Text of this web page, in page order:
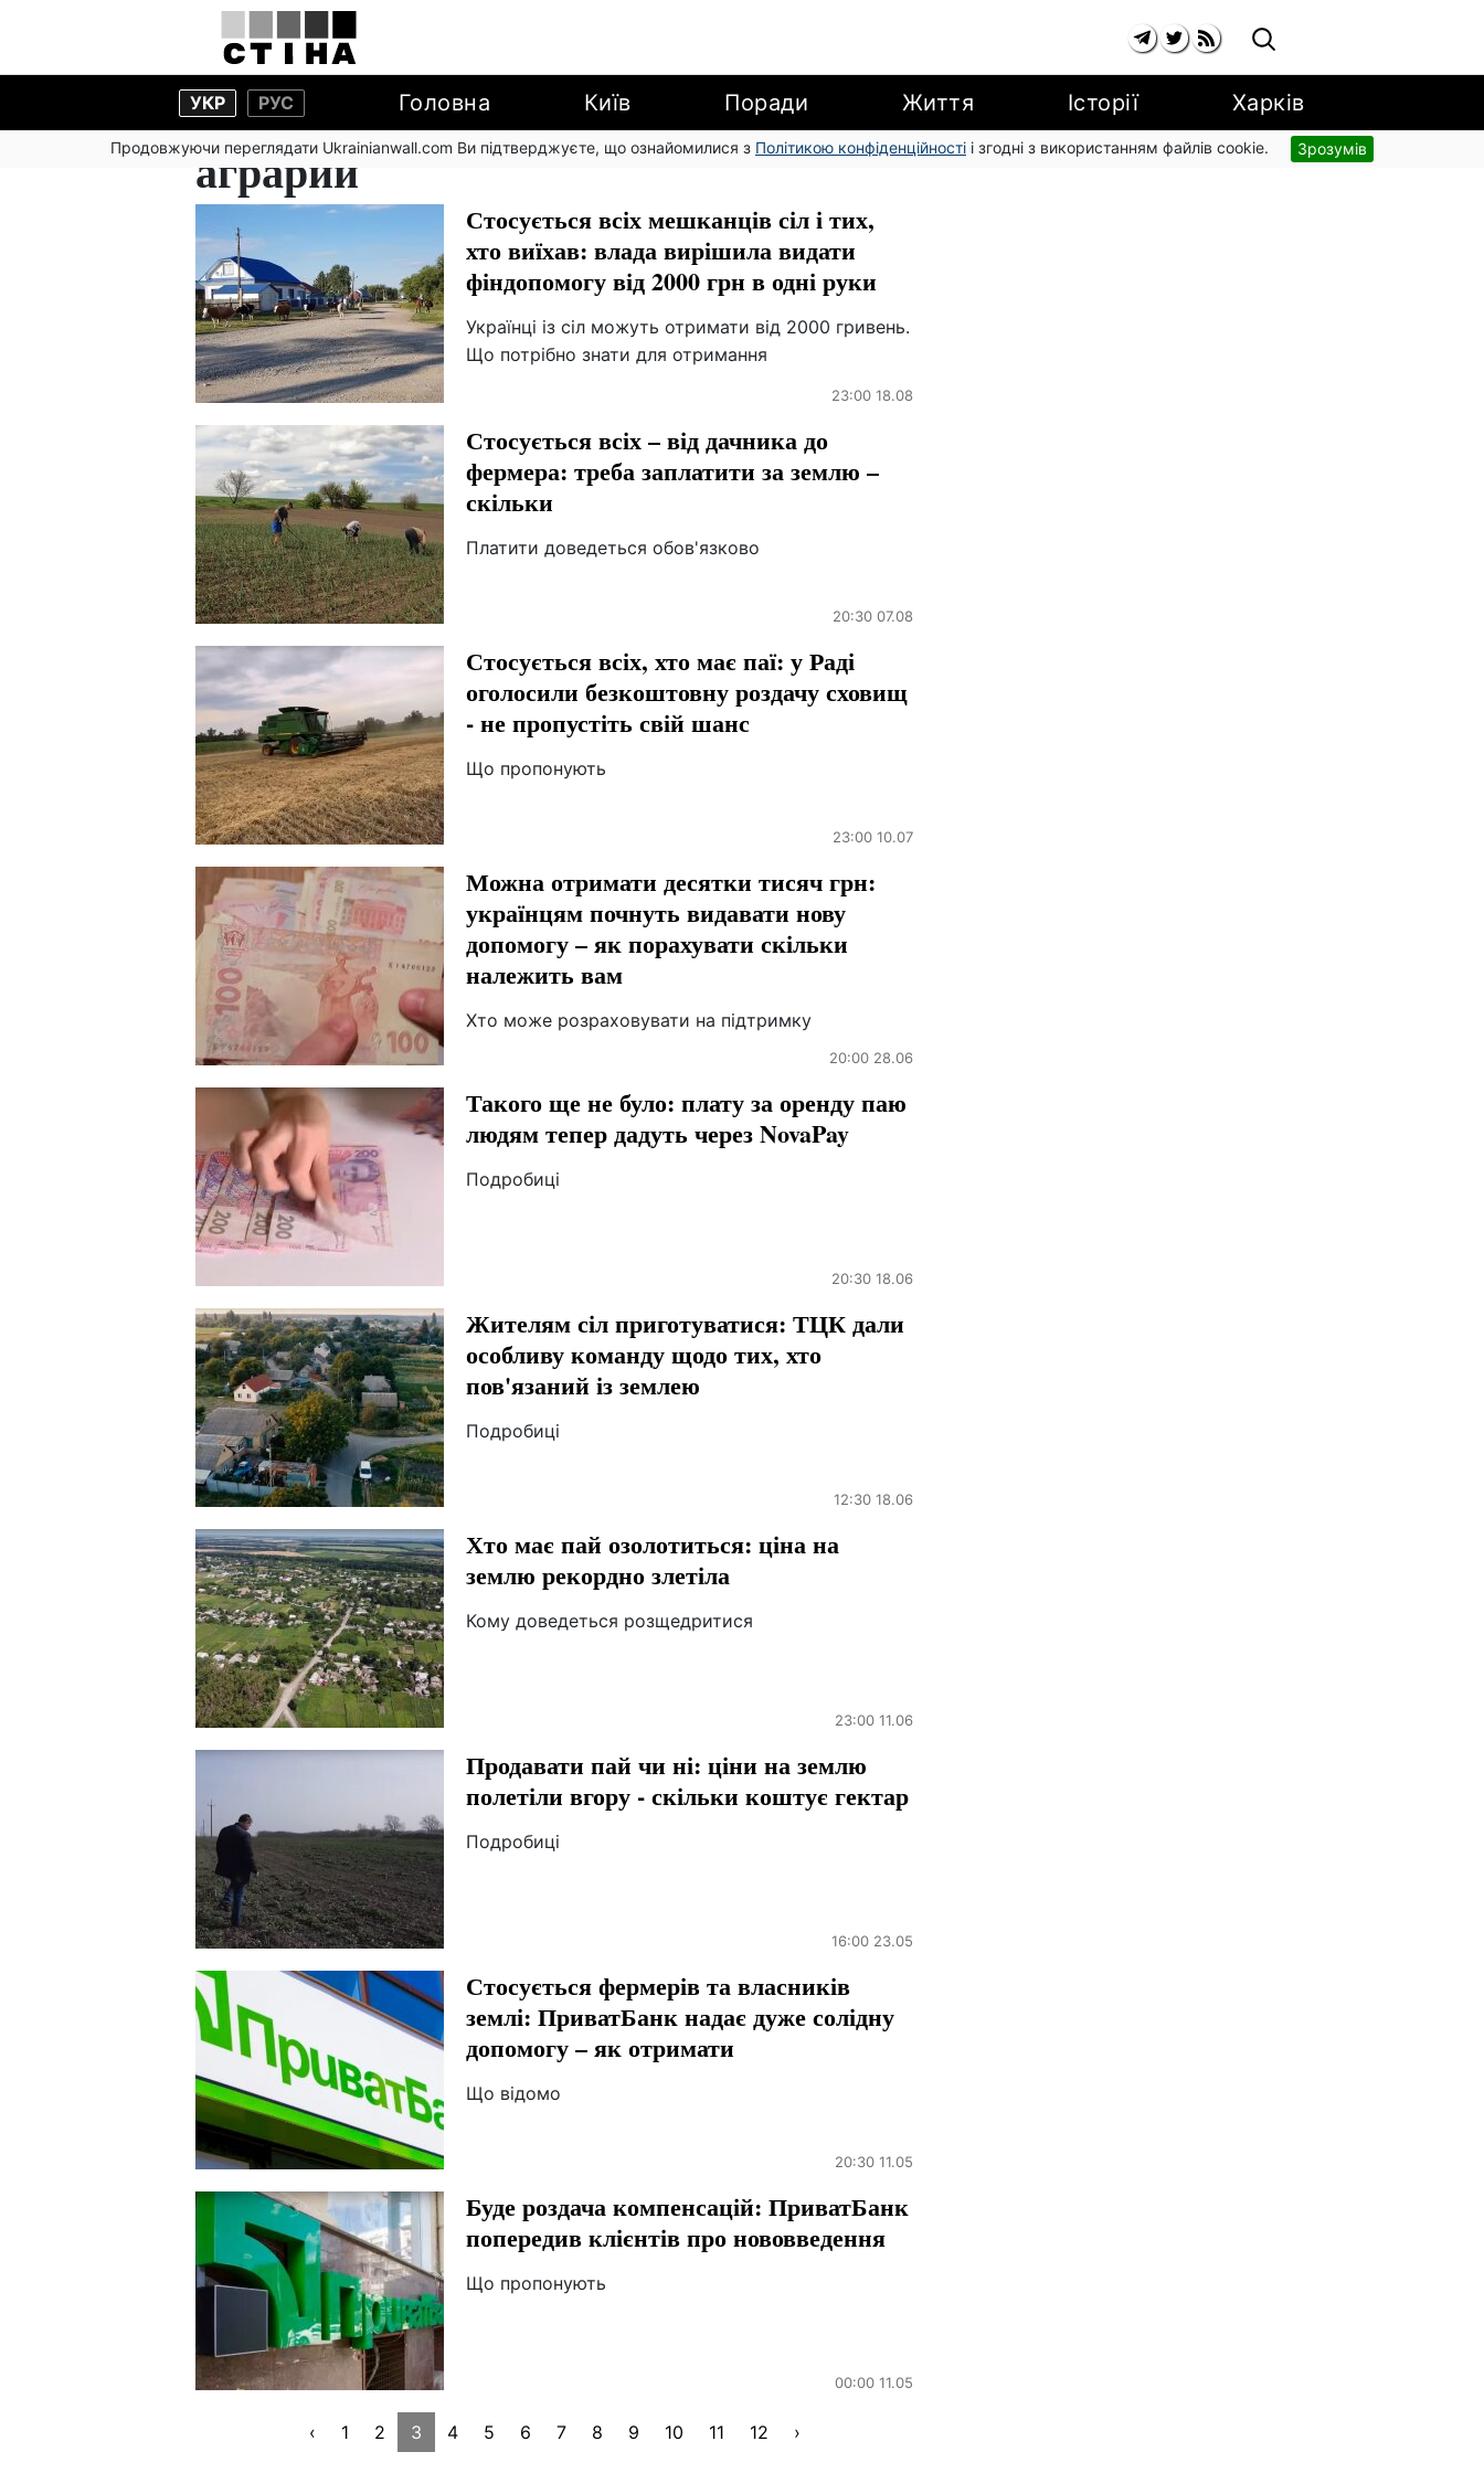
УКР РУС Головна Київ Поради Життя Історії Харків
Продовжуючи переглядати Ukrainianwall.com Ви підтверджуєте, що ознайомилися з Політикою конфіденційності і згодні з використанням файлів cookie. Зрозумів
аграрии
Стосується всіх мешканців сіл і тих,
хто виїхав: влада вирішила видати
фіндопомогу від 2000 грн в одні руки
Українці із сіл можуть отримати від 2000 гривень.
Що потрібно знати для отримання
23:00 18.08
Стосується всіх – від дачника до
фермера: треба заплатити за землю –
скільки
Платити доведеться обов'язково
20:30 07.08
Стосується всіх, хто має паї: у Раді
оголосили безкоштовну роздачу сховищ
- не пропустіть свій шанс
Що пропонують
23:00 10.07
Можна отримати десятки тисяч грн:
українцям почнуть видавати нову
допомогу – як порахувати скільки
належить вам
Хто може розраховувати на підтримку
20:00 28.06
Такого ще не було: плату за оренду паю
людям тепер дадуть через NovaPay
Подробиці
20:30 18.06
Жителям сіл приготуватися: ТЦК дали
особливу команду щодо тих, хто
пов'язаний із землею
Подробиці
12:30 18.06
Хто має пай озолотиться: ціна на
землю рекордно злетіла
Кому доведеться розщедритися
23:00 11.06
Продавати пай чи ні: ціни на землю
полетіли вгору - скільки коштує гектар
Подробиці
16:00 23.05
Стосується фермерів та власників
землі: ПриватБанк надає дуже солідну
допомогу – як отримати
Що відомо
20:30 11.05
Буде роздача компенсацій: ПриватБанк
попередив клієнтів про нововведення
Що пропонують
00:00 11.05
‹ 1 2 3 4 5 6 7 8 9 10 11 12 ›